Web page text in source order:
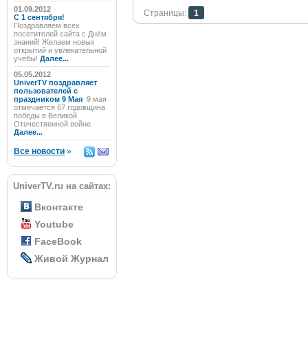
01.09.2012
C 1 сентября!
Поздравляем всех
посетителей сайта с Днём
знаний! Желаем новых
открытий и увлекательной
учёбы! Далее...
05.05.2012
UniverTV поздравляет
пользователей с
праздником 9 Мая 9 мая
отмечается 67 годовщина
победы в Великой
Отечественной войне.
Далее...
Все новости »
UniverTV.ru на сайтах:
Вконтакте
Youtube
FaceBook
Живой Журнал
Страницы:
1